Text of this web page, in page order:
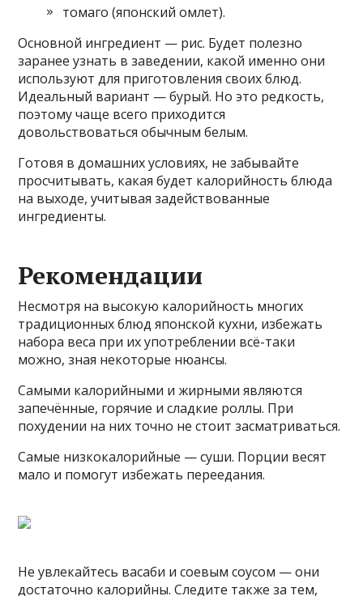
томаго (японский омлет).
Основной ингредиент — рис. Будет полезно
заранее узнать в заведении, какой именно они
используют для приготовления своих блюд.
Идеальный вариант — бурый. Но это редкость,
поэтому чаще всего приходится
довольствоваться обычным белым.
Готовя в домашних условиях, не забывайте
просчитывать, какая будет калорийность блюда
на выходе, учитывая задействованные
ингредиенты.
Рекомендации
Несмотря на высокую калорийность многих
традиционных блюд японской кухни, избежать
набора веса при их употреблении всё-таки
можно, зная некоторые нюансы.
Самыми калорийными и жирными являются
запечённые, горячие и сладкие роллы. При
похудении на них точно не стоит засматриваться.
Самые низкокалорийные — суши. Порции весят
мало и помогут избежать переедания.
Не увлекайтесь васаби и соевым соусом — они
достаточно калорийны. Следите также за тем,